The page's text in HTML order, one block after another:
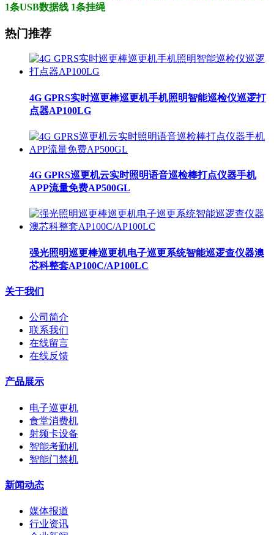
1条USB数据线 1条挂绳
热门推荐
4G GPRS实时巡更棒巡更机手机照明智能巡检仪巡逻打
点器AP100LG
4G GPRS巡更机云实时照明语音巡检棒打点仪器手机
APP流量免费AP500GL
强光照明巡更棒巡更机电子巡更系统智能巡逻查仪器澳
芯科整套AP100C/AP100LC
关于我们
公司简介
联系我们
在线留言
在线反馈
产品展示
电子巡更机
食堂消费机
射频卡设备
智能考勤机
智能门禁机
新闻动态
媒体报道
行业资讯